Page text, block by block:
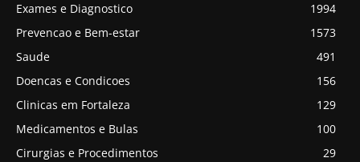
Exames e Diagnostico
1994
Prevencao e Bem-estar
1573
Saude
491
Doencas e Condicoes
156
Clinicas em Fortaleza
129
Medicamentos e Bulas
100
Cirurgias e Procedimentos
29